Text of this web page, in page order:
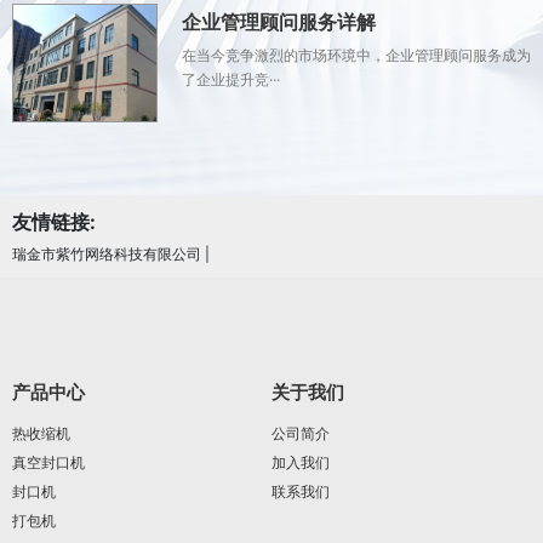
企业管理顾问服务详解
在当今竞争激烈的市场环境中，企业管理顾问服务成为
了企业提升竞···
友情链接:
瑞金市紫竹网络科技有限公司
产品中心
热收缩机
真空封口机
封口机
打包机
关于我们
公司简介
加入我们
联系我们